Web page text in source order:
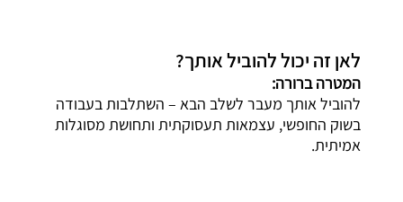
לאן זה יכול להוביל אותך?
המטרה ברורה:
להוביל אותך מעבר לשלב הבא – השתלבות בעבודה
בשוק החופשי, עצמאות תעסוקתית ותחושת מסוגלות
אמיתית.